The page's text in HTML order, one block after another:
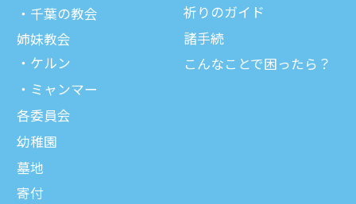
千葉の教会
姉妹教会
ケルン
ミャンマー
各委員会
幼稚園
墓地
寄付
祈りのガイド
諸⼿続
こんなことで困ったら？